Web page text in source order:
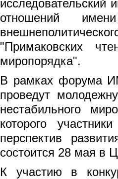
исследовательский
отношений
"Примаковских
миропорядка".
В рамках форума
проведут
нестабильного
которого
перспектив
состоится 28 мая в
К участию в